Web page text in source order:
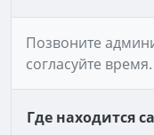
Позвоните
согласуйте время.
Где находится